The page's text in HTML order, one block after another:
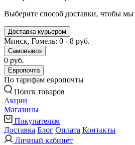
Выберите способ доставки, чтобы мы
Доставка курьером
Минск, Гомель: 0 - 8 руб.
Самовывоз
0 руб.
Европочта
По тарифам европочты
Поиск товаров
Акции
Магазины
Покупателям
Доставка Блог Оплата Контакты
Личный кабинет